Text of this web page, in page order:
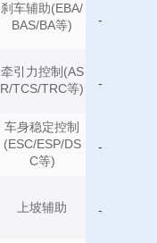
刹车辅助(EBA/
BAS/BA等)
牵引力控制(AS
R/TCS/TRC等)
车身稳定控制
(ESC/ESP/DS
C等)
上坡辅助
-
-
-
-